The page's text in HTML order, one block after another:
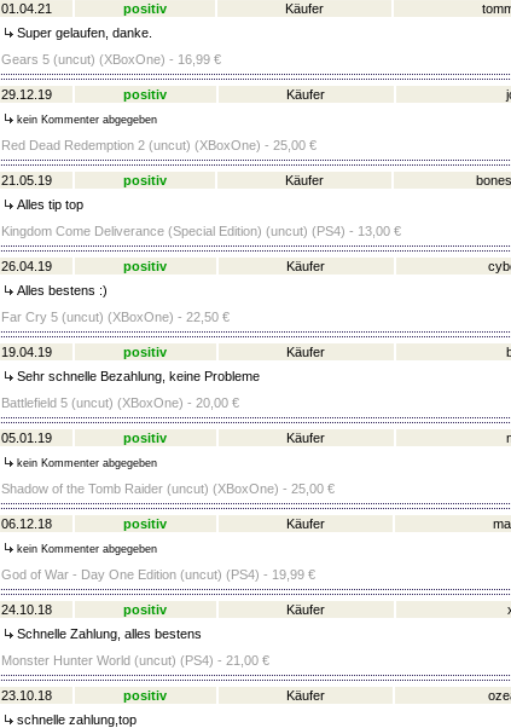
01.04.21 positiv Käufer
Super gelaufen, danke.
Gears 5 (uncut) (XBoxOne) - 16,99 €
29.12.19 positiv Käufer
kein Kommenter abgegeben
Red Dead Redemption 2 (uncut) (XBoxOne) - 25,00 €
21.05.19 positiv Käufer
Alles tip top
Kingdom Come Deliverance (Special Edition) (uncut) (PS4) - 13,00 €
26.04.19 positiv Käufer
Alles bestens :)
Far Cry 5 (uncut) (XBoxOne) - 22,50 €
19.04.19 positiv Käufer
Sehr schnelle Bezahlung, keine Probleme
Battlefield 5 (uncut) (XBoxOne) - 20,00 €
05.01.19 positiv Käufer
kein Kommenter abgegeben
Shadow of the Tomb Raider (uncut) (XBoxOne) - 25,00 €
06.12.18 positiv Käufer
kein Kommenter abgegeben
God of War - Day One Edition (uncut) (PS4) - 19,99 €
24.10.18 positiv Käufer
Schnelle Zahlung, alles bestens
Monster Hunter World (uncut) (PS4) - 21,00 €
23.10.18 positiv Käufer
schnelle zahlung,top